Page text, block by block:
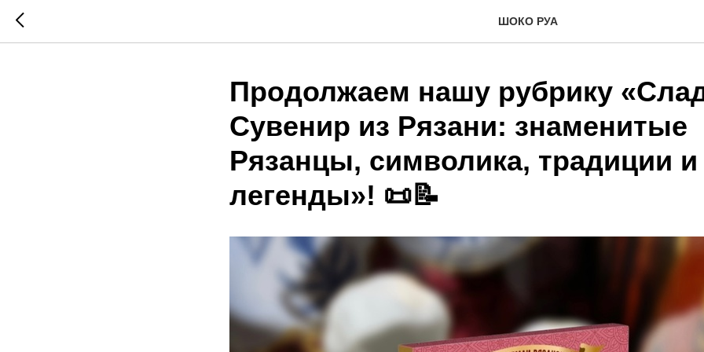
ШОКО РУА
Продолжаем нашу рубрику
Сувенир из Рязани: знаменитые
Рязанцы, символика, традиции и
легенды»! 📜📝